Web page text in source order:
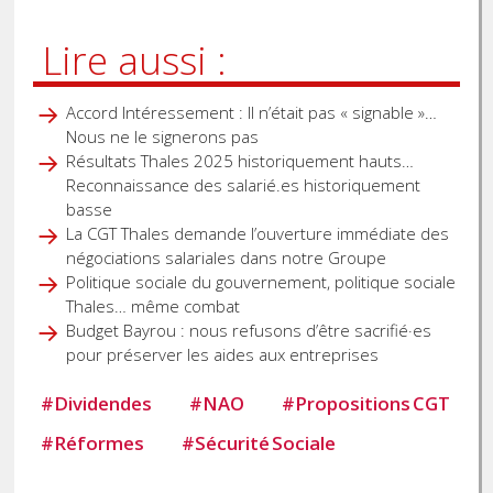
Lire aussi :
Accord Intéressement : Il n’était pas « signable »…
Nous ne le signerons pas
Résultats Thales 2025 historiquement hauts…
Reconnaissance des salarié.es historiquement
basse
La CGT Thales demande l’ouverture immédiate des
négociations salariales dans notre Groupe
Politique sociale du gouvernement, politique sociale
Thales… même combat
Budget Bayrou : nous refusons d’être sacrifié·es
pour préserver les aides aux entreprises
#Dividendes #NAO #Propositions CGT
#Réformes #Sécurité Sociale